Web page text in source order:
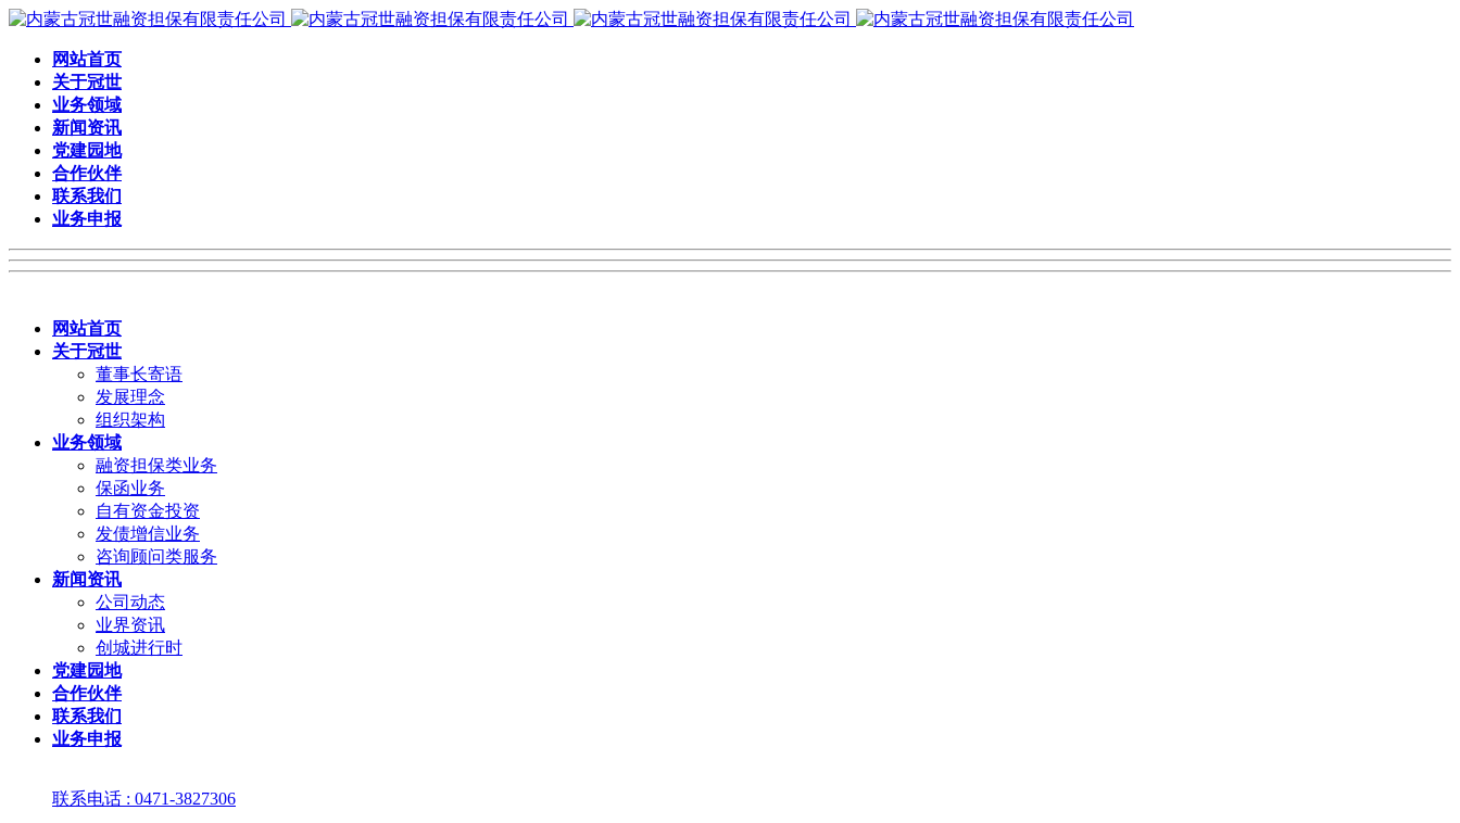
网站首页
关于冠世
业务领域
新闻资讯
党建园地
合作伙伴
联系我们
业务申报
网站首页
关于冠世
董事长寄语
发展理念
组织架构
业务领域
融资担保类业务
保函业务
自有资金投资
发债增信业务
咨询顾问类服务
新闻资讯
公司动态
业界资讯
创城进行时
党建园地
合作伙伴
联系我们
业务申报
联系电话 : 0471-3827306